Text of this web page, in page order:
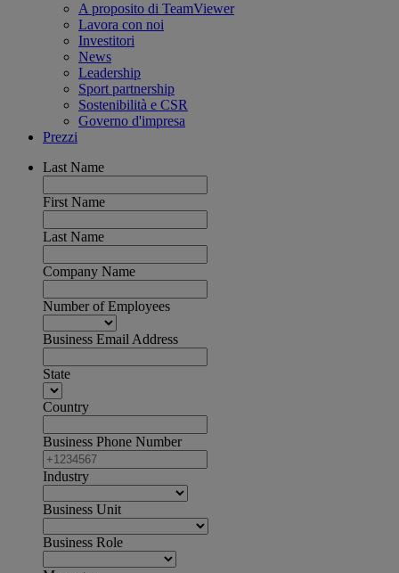
A proposito di TeamViewer
Lavora con noi
Investitori
News
Leadership
Sport partnership
Sostenibilità e CSR
Governo d'impresa
Prezzi
Last Name
First Name
Last Name
Company Name
Number of Employees
Business Email Address
State
Country
Business Phone Number
Industry
Business Unit
Business Role